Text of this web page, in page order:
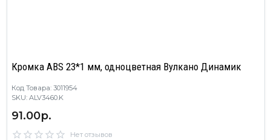
Кромка ABS 23*1 мм, одноцветная Вулкано Динамик
Код Товара: 3011954
SKU: ALV3460.K
91.00р.
Нет отзывов